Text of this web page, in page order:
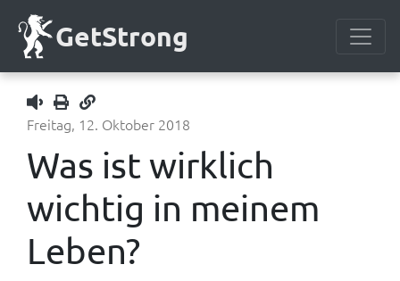
GetStrong
Freitag, 12. Oktober 2018
1x
Was ist wirklich
wichtig in meinem
Leben?